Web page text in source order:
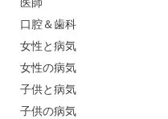
口腔＆歯科
女性と病気
女性の病気
子供と病気
子供の病気